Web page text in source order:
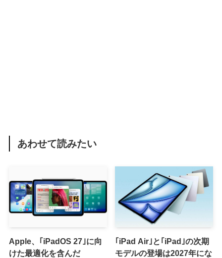
あわせて読みたい
Apple、｢iPadOS 27｣に向
けた最適化を含んだ
｢iPad Air｣と｢iPad｣の次期
モデルの登場は2027年にな